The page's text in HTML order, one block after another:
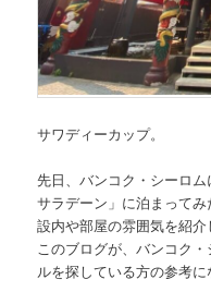
サワディーカップ。
先日、バンコク・シーロ
サラデーン」 に泊まって
設内や部屋の雰囲気を紹介
このブログが、バンコク
ルを探している方の参考に